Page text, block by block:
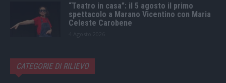
“Teatro in casa”: il 5 agosto il primo
spettacolo a Marano Vicentino con Maria
Celeste Carobene
CATEGORIE DI RILIEVO